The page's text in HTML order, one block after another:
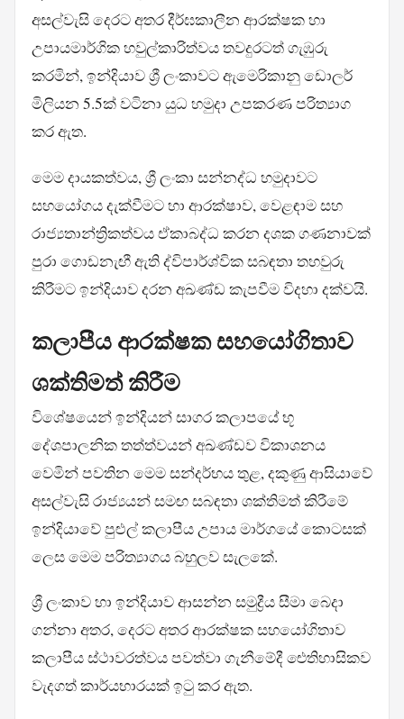
අසල්වැසි දෙරට අතර දීර්ඝකාලීන ආරක්ෂක හා
උපායමාර්ගික හවුල්කාරිත්වය තවදුරටත් ගැඹුරු
කරමින්, ඉන්දියාව ශ්‍රී ලංකාවට ඇමෙරිකානු ඩොලර්
මිලියන 5.5ක් වටිනා යුධ හමුදා උපකරණ පරිත්‍යාග
කර ඇත.
මෙම දායකත්වය, ශ්‍රී ලංකා සන්නද්ධ හමුදාවට
සහයෝගය දැක්වීමට හා ආරක්ෂාව, වෙළඳාම සහ
රාජ්‍යතාන්ත්‍රිකත්වය ඒකාබද්ධ කරන දශක ගණනාවක්
පුරා ගොඩනැඟී ඇති ද්විපාර්ශ්වික සබඳතා තහවුරු
කිරීමට ඉන්දියාව දරන අඛණ්ඩ කැපවීම විදහා දක්වයි.
කලාපීය ආරක්ෂක සහයෝගිතාව
ශක්තිමත් කිරීම
විශේෂයෙන් ඉන්දියන් සාගර කලාපයේ භූ
දේශපාලනික තත්ත්වයන් අඛණ්ඩව විකාශනය
වෙමින් පවතින මෙම සන්දර්භය තුළ, දකුණු ආසියාවේ
අසල්වැසි රාජ්‍යයන් සමඟ සබඳතා ශක්තිමත් කිරීමේ
ඉන්දියාවේ පුළුල් කලාපීය උපාය මාර්ගයේ කොටසක්
ලෙස මෙම පරිත්‍යාගය බහුලව සැලකේ.
ශ්‍රී ලංකාව හා ඉන්දියාව ආසන්න සමුද්‍රීය සීමා බෙදා
ගන්නා අතර, දෙරට අතර ආරක්ෂක සහයෝගිතාව
කලාපීය ස්ථාවරත්වය පවත්වා ගැනීමේදී ඓතිහාසිකව
වැදගත් කාර්යභාරයක් ඉටු කර ඇත.